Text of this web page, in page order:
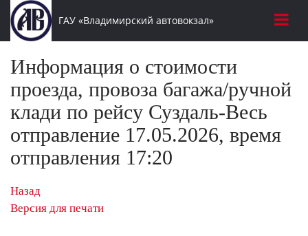
ГАУ «Владимирский автовокзал»
Информация о стоимости
проезда, провоза багажа/ручной
клади по рейсу Суздаль-Весь
отправление 17.05.2026, время
отправления 17:20
Назад
Версия для печати